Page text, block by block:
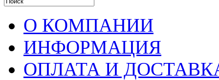
О КОМПАНИИ
ИНФОРМАЦИЯ
ОПЛАТА И